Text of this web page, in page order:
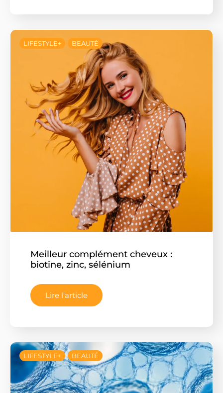
LIFESTYLE+ BEAUTÉ
Meilleur complément cheveux :
biotine, zinc, sélénium
Lire l'article
LIFESTYLE+ BEAUTÉ